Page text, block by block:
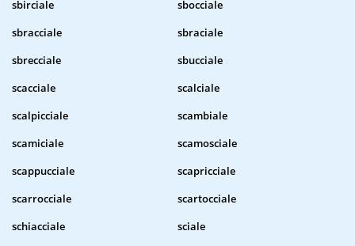
sbirciale
sbocciale
sbracciale
sbraciale
sbrecciale
sbucciale
scacciale
scalciale
scalpicciale
scambiale
scamiciale
scamosciale
scappucciale
scapricciale
scarrocciale
scartocciale
schiacciale
sciale